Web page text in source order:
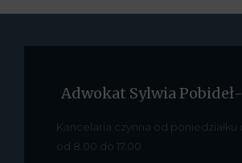
Adwokat Sylwia
Kancelaria czynna od poniedziałku
od 8.00 do 17.00